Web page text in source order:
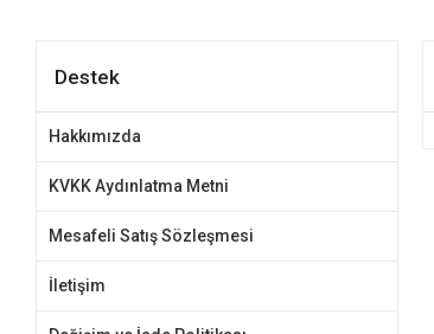
Destek
Hakkımızda
KVKK Aydınlatma Metni
Mesafeli Satış Sözleşmesi
İletişim